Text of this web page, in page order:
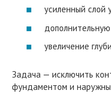
усиленный слой
увеличение
Задача — исключить
фундаментом и